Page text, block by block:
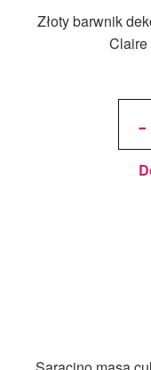
Złoty barwnik
Claire
-
w